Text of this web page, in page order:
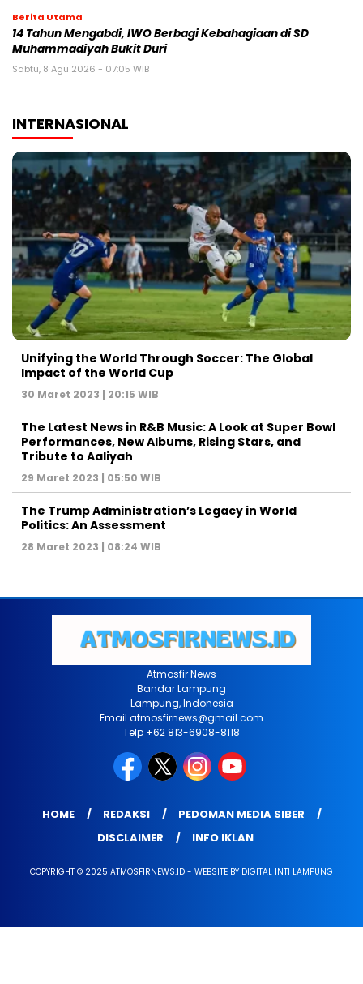
Berita Utama
14 Tahun Mengabdi, IWO Berbagi Kebahagiaan di SD
Muhammadiyah Bukit Duri
Sabtu, 8 Agu 2026 - 07:05 WIB
INTERNASIONAL
Unifying the World Through Soccer: The Global
Impact of the World Cup
30 Maret 2023 | 20:15 WIB
The Latest News in R&B Music: A Look at Super Bowl
Performances, New Albums, Rising Stars, and
Tribute to Aaliyah
29 Maret 2023 | 05:50 WIB
The Trump Administration’s Legacy in World
Politics: An Assessment
28 Maret 2023 | 08:24 WIB
Atmosfir News
Bandar Lampung
Lampung, Indonesia
Email atmosfirnews@gmail.com
Telp +62 813-6908-8118
HOME REDAKSI
PEDOMAN MEDIA SIBER
DISCLAIMER
INFO IKLAN
COPYRIGHT © 2025 ATMOSFIRNEWS.ID - WEBSITE BY DIGITAL INTI LAMPUNG